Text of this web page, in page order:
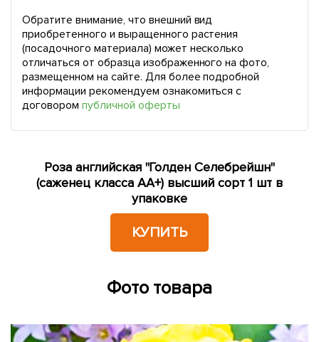
Обратите внимание, что внешний вид
приобретенного и выращенного растения
(посадочного материала) может несколько
отличаться от образца изображенного на фото,
размещенном на сайте. Для более подробной
информации рекомендуем ознакомиться с
договором публичной оферты
Роза английская "Голден Селебрейшн"
(саженец класса АА+) высший сорт 1 шт в
упаковке
КУПИТЬ
Фото товара